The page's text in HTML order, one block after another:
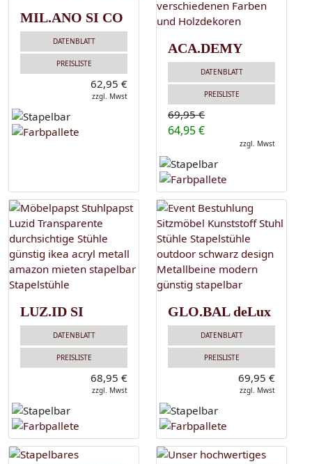
MIL.ANO SI CO
DATENBLATT
PREISLISTE
62,95 €
zzgl. Mwst
ACA.DEMY
DATENBLATT
PREISLISTE
69,95 €
64,95 €
zzgl. Mwst
LUZ.ID SI
DATENBLATT
PREISLISTE
68,95 €
zzgl. Mwst
GLO.BAL deLux
DATENBLATT
PREISLISTE
69,95 €
zzgl. Mwst